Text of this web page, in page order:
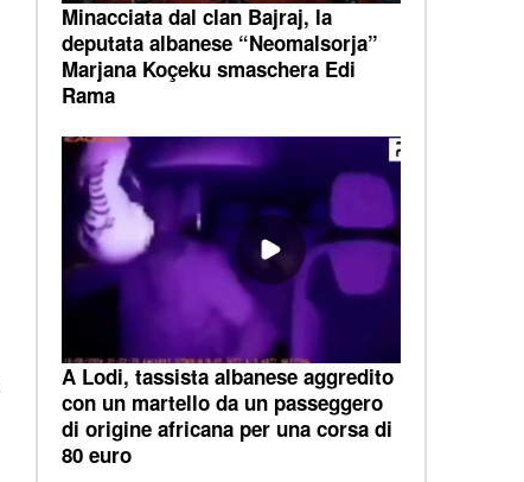
Minacciata dal clan Bajraj, la
deputata albanese “Neomalsorja”
Marjana Koçeku smaschera Edi
Rama
A Lodi, tassista albanese aggredito
con un martello da un passeggero
di origine africana per una corsa di
80 euro